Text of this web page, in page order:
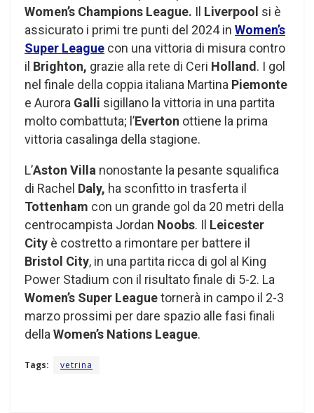
Women’s Champions League. Il Liverpool si è
assicurato i primi tre punti del 2024 in Women’s
Super League con una vittoria di misura contro
il Brighton, grazie alla rete di Ceri Holland. I gol
nel finale della coppia italiana Martina Piemonte
e Aurora Galli sigillano la vittoria in una partita
molto combattuta; l’Everton ottiene la prima
vittoria casalinga della stagione.
L’Aston Villa nonostante la pesante squalifica
di Rachel Daly, ha sconfitto in trasferta il
Tottenham con un grande gol da 20 metri della
centrocampista Jordan Noobs. Il Leicester
City è costretto a rimontare per battere il
Bristol City, in una partita ricca di gol al King
Power Stadium con il risultato finale di 5-2. La
Women’s Super Leaguetornerà in campo il 2-3
marzo prossimi per dare spazio alle fasi finali
della Women’s Nations League.
Tags: vetrina